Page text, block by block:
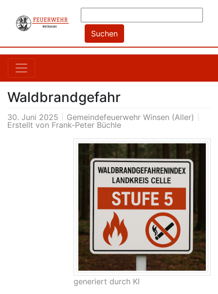
Waldbrandgefahr
30. Juni 2025
Gemeindefeuerwehr Winsen (Aller)
Erstellt von Frank-Peter Büchle
generiert durch KI